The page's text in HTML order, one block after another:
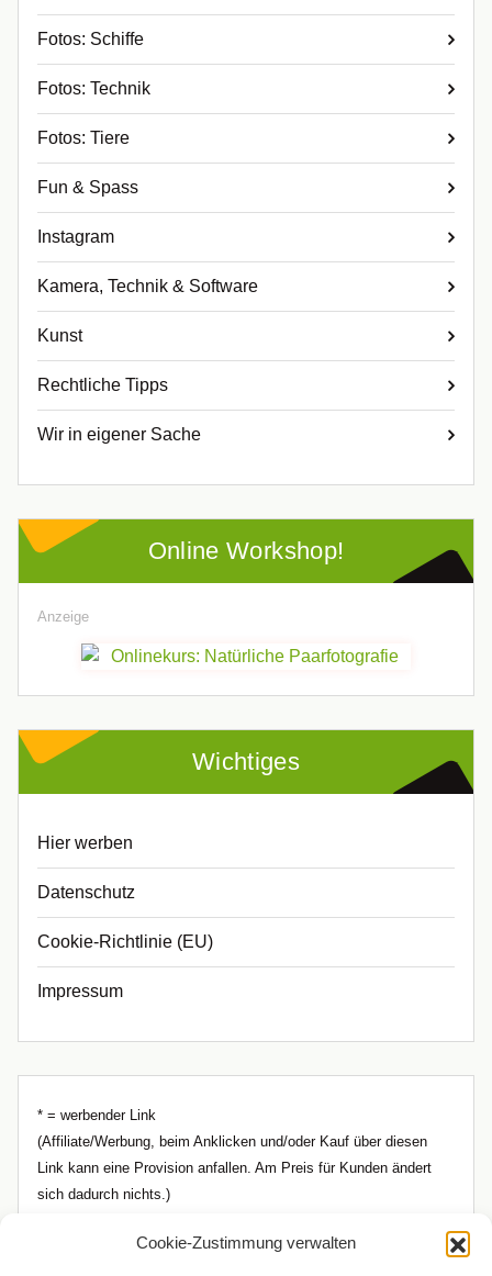
Cookie-Zustimmung verwalten
Fotos: Schiffe
Fotos: Technik
Fotos: Tiere
Fun & Spass
Instagram
Kamera, Technik & Software
Kunst
Rechtliche Tipps
Wir in eigener Sache
Online Workshop!
Anzeige
Wichtiges
Hier werben
Datenschutz
Cookie-Richtlinie (EU)
Impressum
* = werbender Link
(Affiliate/Werbung, beim Anklicken und/oder Kauf über diesen
Link kann eine Provision anfallen. Am Preis für Kunden ändert
sich dadurch nichts.)